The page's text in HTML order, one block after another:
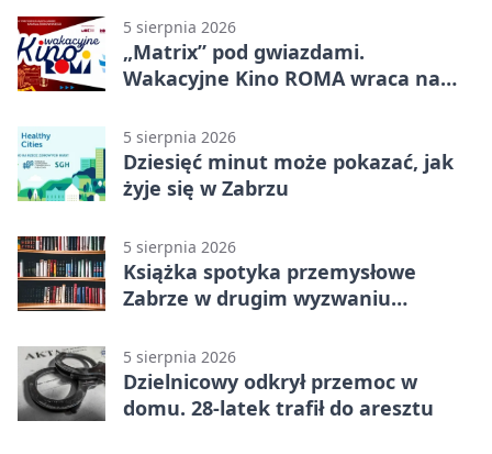
5 sierpnia 2026
„Matrix” pod gwiazdami.
Wakacyjne Kino ROMA wraca na
5 sierpnia 2026
Dziesięć minut może pokazać, jak
żyje się w Zabrzu
5 sierpnia 2026
Książka spotyka przemysłowe
Zabrze w drugim wyzwaniu
5 sierpnia 2026
Dzielnicowy odkrył przemoc w
domu. 28-latek trafił do aresztu